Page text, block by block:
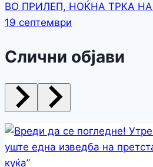
ВО ПРИЛЕП, НОЌНА ТРКА НА
19 септември
Слични објави